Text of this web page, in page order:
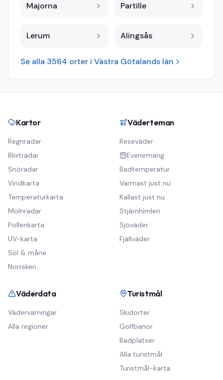
Majorna Partille
Lerum Alingsås
Se alla 3564 orter i Västra Götalands län
Kartor
Regnradar
Blixtradar
Snöradar
Vindkarta
Temperaturkarta
Molnradar
Pollenkarta
UV-karta
Sol & måne
Norrsken
Väderteman
Reseväder
Evenemang
Badtemperatur
Varmast just nu
Kallast just nu
Stjärnhimlen
Sjöväder
Fjällväder
Väderdata
Vädervarningar
Alla regioner
Turistmål
Skidorter
Golfbanor
Badplatser
Alla turistmål
Turistmål-karta